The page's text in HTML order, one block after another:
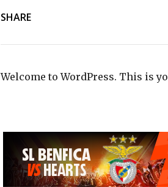
SHARE
Welcome to WordPress. This is